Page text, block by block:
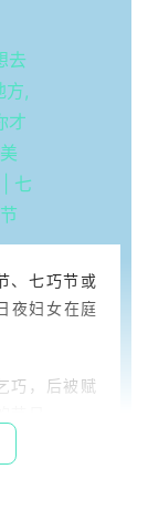
、七巧节或
夜妇女在庭
巧，后被赋